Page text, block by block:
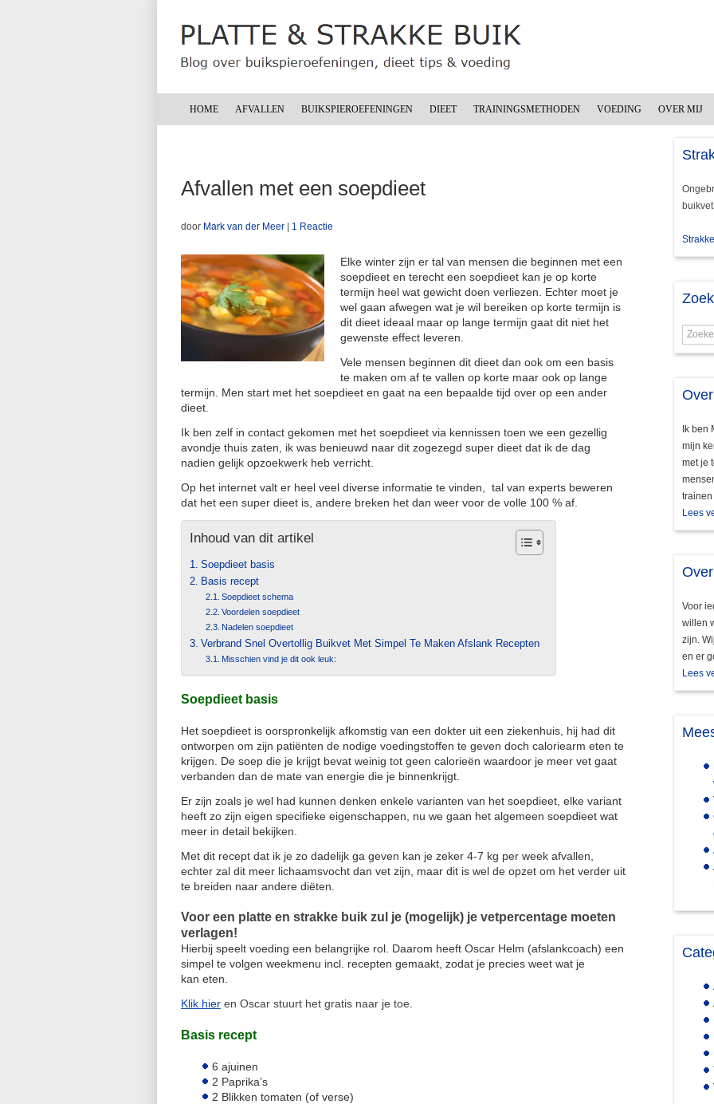
HOME AFVALLEN BUIKSPIEROEFENINGEN DIEET TRAININGSMETHODEN VOEDING OVER MIJ
Afvallen met een soepdieet
door Mark van der Meer 1 Reactie
Elke winter zijn er tal van mensen die beginnen met een
soepdieet en terecht een soepdieet kan je op korte
termijn heel wat gewicht doen verliezen. Echter moet je
wel gaan afwegen wat je wil bereiken op korte termijn is
dit dieet ideaal maar op lange termijn gaat dit niet het
gewenste effect leveren.
Vele mensen beginnen dit dieet dan ook om een basis
te maken om af te vallen op korte maar ook op lange
termijn. Men start met het soepdieet en gaat na een bepaalde tijd over op een ander
dieet.
Ik ben zelf in contact gekomen met het soepdieet via kennissen toen we een gezellig
avondje thuis zaten, ik was benieuwd naar dit zogezegd super dieet dat ik de dag
nadien gelijk opzoekwerk heb verricht.
Op het internet valt er heel veel diverse informatie te vinden, tal van experts beweren
dat het een super dieet is, andere breken het dan weer voor de volle 100 % af.
Inhoud van dit artikel
Soepdieet basis
Basis recept
Soepdieet schema
Voordelen soepdieet
Nadelen soepdieet
Verbrand Snel Overtollig Buikvet Met Simpel Te Maken Afslank Recepten
Misschien vind je dit ook leuk:
Soepdieet basis
Het soepdieet is oorspronkelijk afkomstig van een dokter uit een ziekenhuis, hij had dit
ontworpen om zijn patiënten de nodige voedingstoffen te geven doch caloriearm eten te
krijgen. De soep die je krijgt bevat weinig tot geen calorieën waardoor je meer vet gaat
verbanden dan de mate van energie die je binnenkrijgt.
Er zijn zoals je wel had kunnen denken enkele varianten van het soepdieet, elke variant
heeft zo zijn eigen specifieke eigenschappen, nu we gaan het algemeen soepdieet wat
meer in detail bekijken.
Met dit recept dat ik je zo dadelijk ga geven kan je zeker 4-7 kg per week afvallen,
echter zal dit meer lichaamsvocht dan vet zijn, maar dit is wel de opzet om het verder uit
te breiden naar andere diëten.
Voor een platte en strakke buik zul je (mogelijk) je vetpercentage moeten
verlagen!
Hierbij speelt voeding een belangrijke rol. Daarom heeft Oscar Helm (afslankcoach) een
simpel te volgen weekmenu incl. recepten gemaakt, zodat je precies weet wat je
kan eten.
Klik hier en Oscar stuurt het gratis naar je toe.
Basis recept
6 ajuinen
2 Paprika’s
2 Blikken tomaten (of verse)
Ik ben
mijn
met je
Lees
Voor
willen
zijn.
en er
Lees